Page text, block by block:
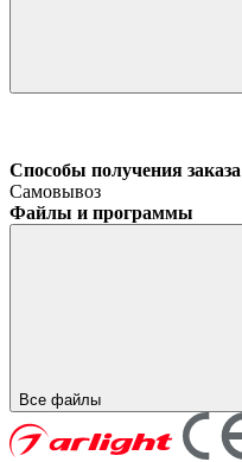
Способы получения заказа
Самовывоз
Файлы и программы
Все файлы